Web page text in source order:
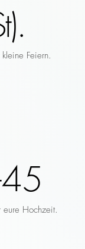
Feiern.
Hochzeit.